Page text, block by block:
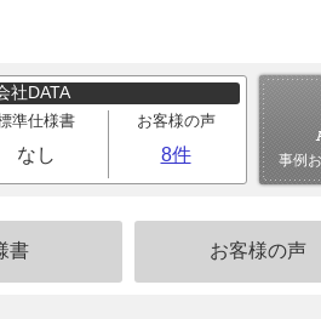
社DATA
準仕様書
なし
お客様の声
8件 事例
書 お客様の声